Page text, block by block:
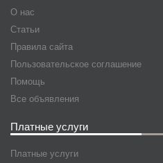
О нас
Статьи
Правила сайта
Пользовательское соглашение
Помощь
Все объявления
Платные услуги
Платные услуги